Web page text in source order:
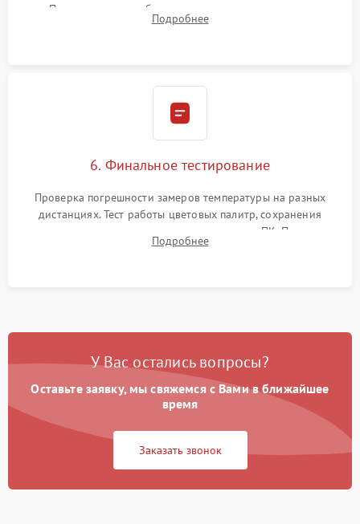
Программная калибровка матрицы по эталонному
абсолютно черному телу для точного измерения температур.
Подробнее
6. Финальное тестирование
Проверка погрешности замеров температуры на разных
дистанциях. Тест работы цветовых палитр, сохранения
термограмм в память и передачи данных на ПК. Проверка
автономности работы и итоговый контроль качества.
Подробнее
У Вас остались вопросы?
Оставьте заявку, мы свяжемся с Вами в ближайшее
время
Заказать звонок